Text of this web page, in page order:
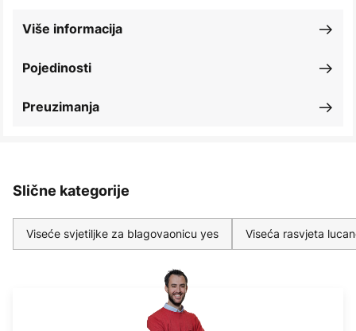
Pojedinosti
Više informacija
Preuzimanja
Slične kategorije
Viseće svjetiljke za blagovaonicu yes Viseća rasvjeta